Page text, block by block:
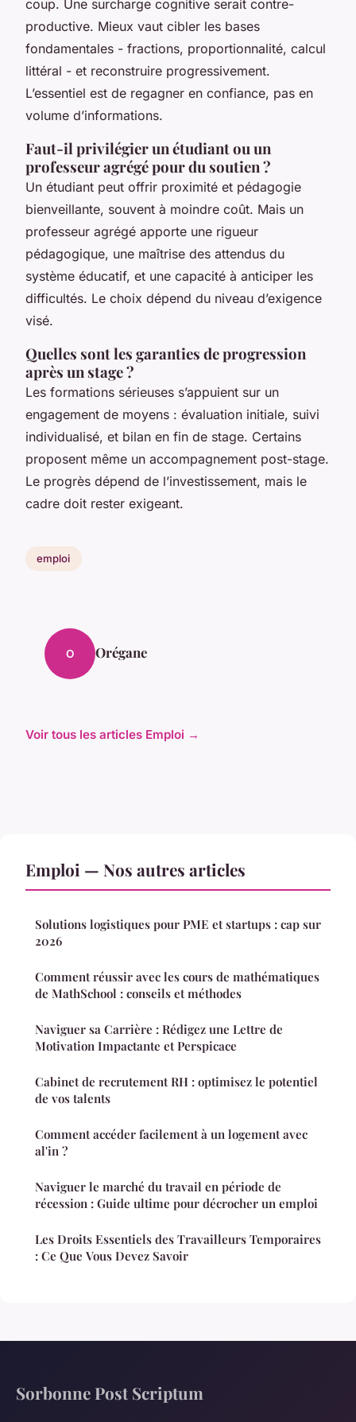
coup. Une surcharge cognitive serait contre-
productive. Mieux vaut cibler les bases
fondamentales - fractions, proportionnalité, calcul
littéral - et reconstruire progressivement.
L’essentiel est de regagner en confiance, pas en
volume d’informations.
Faut-il privilégier un étudiant ou un
professeur agrégé pour du soutien ?
Un étudiant peut offrir proximité et pédagogie
bienveillante, souvent à moindre coût. Mais un
professeur agrégé apporte une rigueur
pédagogique, une maîtrise des attendus du
système éducatif, et une capacité à anticiper les
difficultés. Le choix dépend du niveau d’exigence
visé.
Quelles sont les garanties de progression
après un stage ?
Les formations sérieuses s’appuient sur un
engagement de moyens : évaluation initiale, suivi
individualisé, et bilan en fin de stage. Certains
proposent même un accompagnement post-stage.
Le progrès dépend de l’investissement, mais le
cadre doit rester exigeant.
emploi
O Orégane
Voir tous les articles Emploi →
Emploi — Nos autres articles
Solutions logistiques pour PME et startups : cap sur
2026
Comment réussir avec les cours de mathématiques
de MathSchool : conseils et méthodes
Naviguer sa Carrière : Rédigez une Lettre de
Motivation Impactante et Perspicace
Cabinet de recrutement RH : optimisez le potentiel
de vos talents
Comment accéder facilement à un logement avec
al'in ?
Naviguer le marché du travail en période de
récession : Guide ultime pour décrocher un emploi
Les Droits Essentiels des Travailleurs Temporaires
: Ce Que Vous Devez Savoir
Sorbonne Post Scriptum